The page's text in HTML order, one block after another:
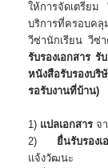
ให้การจัดเตรียม
บริการที่ครอบคลุ
วีซ่านักเรียน วีซ่
รับรองเอกสาร รั
หนังสือรับรองบริ
รอรับงานที่บ้าน)
1) แปลเอกสาร จ
2) ยื่นรับรอง
แจ้งวัฒนะ